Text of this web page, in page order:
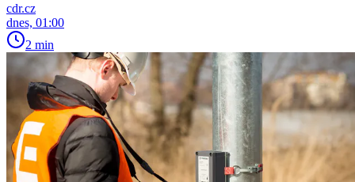
cdr.cz
dnes, 01:00
2 min